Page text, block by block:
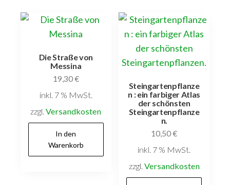
Die Straße von
Messina
19,30€
inkl. 7 % MwSt.
zzgl.Versandkosten
In den
Warenkorb
Steingartenpflanze
n : ein farbiger Atlas
der schönsten
Steingartenpflanze
n.
10,50€
inkl. 7 % MwSt.
zzgl. Versandkosten